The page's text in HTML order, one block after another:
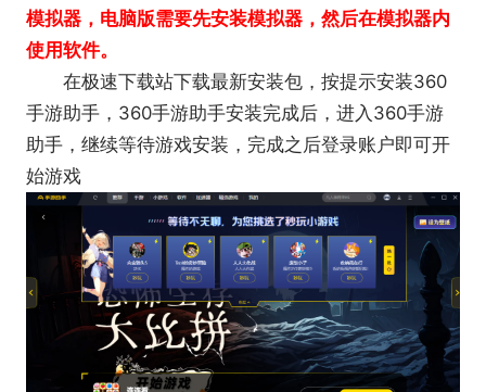
模拟器，电脑版需要先安装模拟器，然后在模拟器内
使用软件。
在极速下载站下载最新安装包，按提示安装360
手游助手，360手游助手安装完成后，进入360手游
助手，继续等待游戏安装，完成之后登录账户即可开
始游戏